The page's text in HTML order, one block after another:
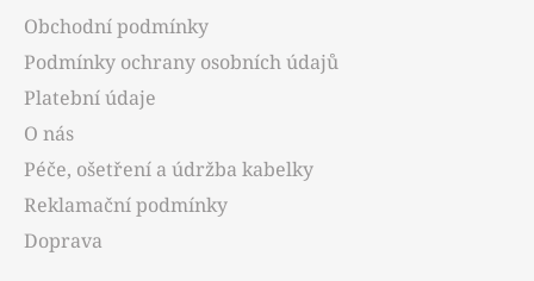
Obchodní podmínky
Podmínky ochrany osobních údajů
Platební údaje
O nás
Péče, ošetření a údržba kabelky
Reklamační podmínky
Doprava